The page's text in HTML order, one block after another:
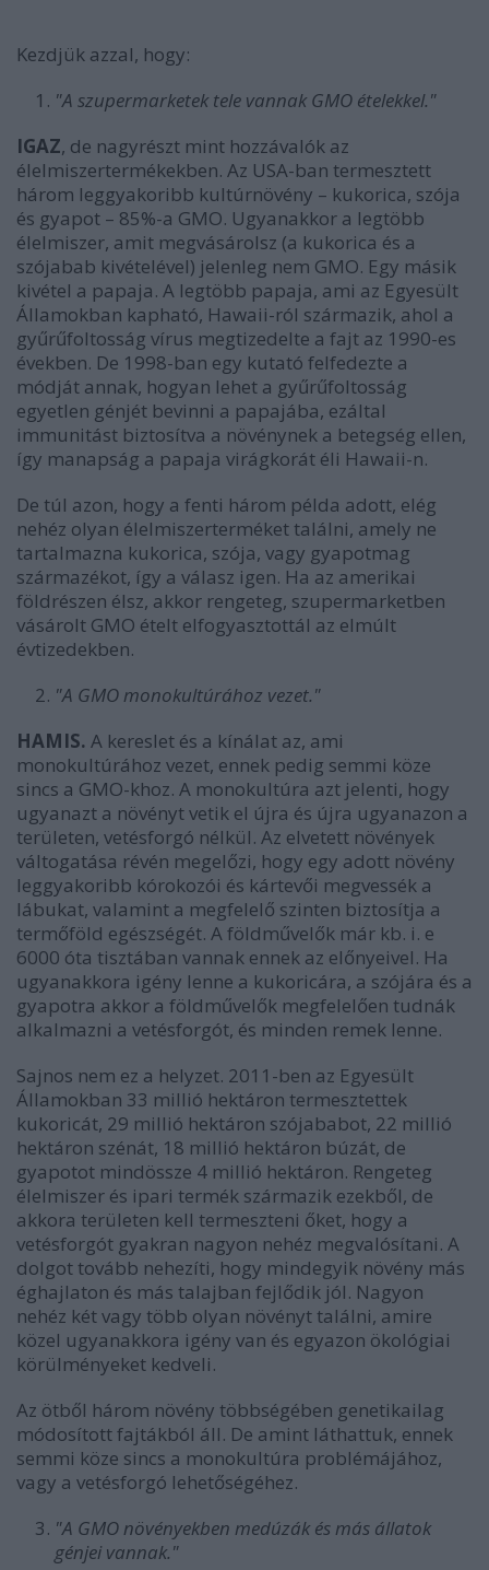
Kezdjük azzal, hogy:
"A szupermarketek tele vannak GMO ételekkel."
IGAZ, de nagyrészt mint hozzávalók az
élelmiszertermékekben. Az USA-ban termesztett
három leggyakoribb kultúrnövény – kukorica, szója
és gyapot – 85%-a GMO. Ugyanakkor a legtöbb
élelmiszer, amit megvásárolsz (a kukorica és a
szójabab kivételével) jelenleg nem GMO. Egy másik
kivétel a papaja. A legtöbb papaja, ami az Egyesült
Államokban kapható, Hawaii-ról származik, ahol a
gyűrűfoltosság vírus megtizedelte a fajt az 1990-es
években. De 1998-ban egy kutató felfedezte a
módját annak, hogyan lehet a gyűrűfoltosság
egyetlen génjét bevinni a papajába, ezáltal
immunitást biztosítva a növénynek a betegség ellen,
így manapság a papaja virágkorát éli Hawaii-n.
De túl azon, hogy a fenti három példa adott, elég
nehéz olyan élelmiszerterméket találni, amely ne
tartalmazna kukorica, szója, vagy gyapotmag
származékot, így a válasz igen. Ha az amerikai
földrészen élsz, akkor rengeteg, szupermarketben
vásárolt GMO ételt elfogyasztottál az elmúlt
évtizedekben.
"A GMO monokultúrához vezet."
HAMIS. A kereslet és a kínálat az, ami
monokultúrához vezet, ennek pedig semmi köze
sincs a GMO-khoz. A monokultúra azt jelenti, hogy
ugyanazt a növényt vetik el újra és újra ugyanazon a
területen, vetésforgó nélkül. Az elvetett növények
váltogatása révén megelőzi, hogy egy adott növény
leggyakoribb kórokozói és kártevői megvessék a
lábukat, valamint a megfelelő szinten biztosítja a
termőföld egészségét. A földművelők már kb. i. e
6000 óta tisztában vannak ennek az előnyeivel. Ha
ugyanakkora igény lenne a kukoricára, a szójára és a
gyapotra akkor a földművelők megfelelően tudnák
alkalmazni a vetésforgót, és minden remek lenne.
Sajnos nem ez a helyzet. 2011-ben az Egyesült
Államokban 33 millió hektáron termesztettek
kukoricát, 29 millió hektáron szójababot, 22 millió
hektáron szénát, 18 millió hektáron búzát, de
gyapotot mindössze 4 millió hektáron. Rengeteg
élelmiszer és ipari termék származik ezekből, de
akkora területen kell termeszteni őket, hogy a
vetésforgót gyakran nagyon nehéz megvalósítani. A
dolgot tovább nehezíti, hogy mindegyik növény más
éghajlaton és más talajban fejlődik jól. Nagyon
nehéz két vagy több olyan növényt találni, amire
közel ugyanakkora igény van és egyazon ökológiai
körülményeket kedveli.
Az ötből három növény többségében genetikailag
módosított fajtákból áll. De amint láthattuk, ennek
semmi köze sincs a monokultúra problémájához,
vagy a vetésforgó lehetőségéhez.
"A GMO növényekben medúzák és más állatok
génjei vannak."